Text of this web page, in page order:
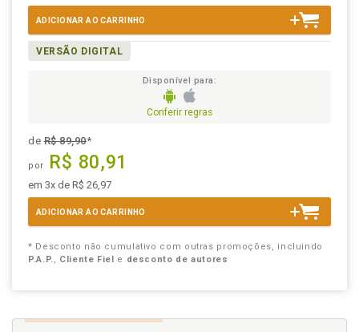
ADICIONAR AO CARRINHO
VERSÃO DIGITAL
Disponível para:
Conferir regras
deR$ 89,90*
por R$ 80,91
em 3x de R$ 26,97
ADICIONAR AO CARRINHO
* Desconto não cumulativo com outras promoções, incluindo
P.A.P., Cliente Fiel e desconto de autores